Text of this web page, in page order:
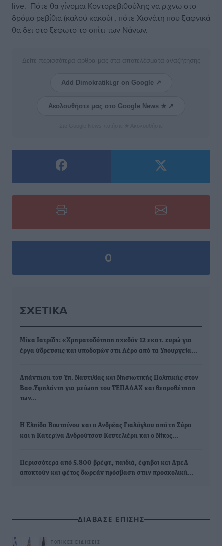
live. Πότε θα γίνομαι Κοντορεβιθούλης να ρίχνω στο
δρόμο ρεβίθια (καλού κακού) , πότε Χιονάτη που ξαφνικά
θα δει στο ξέφωτο το σπίτι των Νάνων.
Δείτε περισσότερα άρθρα μας στα αποτελέσματα αναζήτησης
Add Dimokratiki.gr on Google ↗
Ακολουθήστε μας στο Google News ★ ↗
0
ΣΧΕΤΙΚΆ
Μίκα Ιατρίδη: «Χρηματοδότηση σχεδόν 12 εκατ. ευρώ για
έργα ύδρευσης και υποδομών στη Λέρο από τα Υπουργεία…
Απάντηση του Υπ. Ναυτιλίας και Νησιωτικής Πολιτικής στον
Βασ.Υψηλάντη για μείωση του ΤΕΠΑΔΑΧ και θεσμοθέτηση
των…
Η Ελπίδα Βουτσίνου και ο Ανδρέας Γιαλόγλου από τη Σύρο
και η Κατερίνα Ανδρούτσου Κουτελιέρη και ο Νίκος…
Περισσότερα από 5.800 βρέφη, παιδιά, έφηβοι και ΑμεΑ
αποκτούν και φέτος δωρεάν πρόσβαση στην προσχολική…
ΔΙΑΒΑΣΕ ΕΠΙΣΗΣ
ΤΟΠΙΚΈΣ ΕΙΔΉΣΕΙΣ